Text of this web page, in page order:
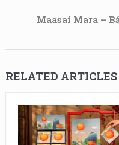
Maasai Mara –
RELATED ARTICLES